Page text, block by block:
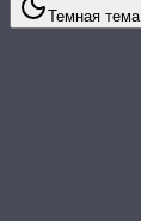
Темная тема